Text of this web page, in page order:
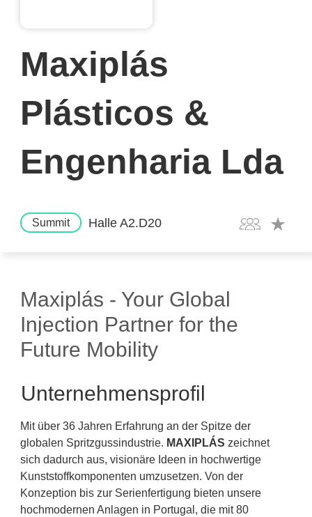
Maxiplás
Plásticos &
Engenharia Lda
Summit Halle A2.D20
Maxiplás - Your Global
Injection Partner for the
Future Mobility
Unternehmensprofil
Mit über 36 Jahren Erfahrung an der Spitze der
globalen Spritzgussindustrie. MAXIPLÁS zeichnet
sich dadurch aus, visionäre Ideen in hochwertige
Kunststoffkomponenten umzusetzen. Von der
Konzeption bis zur Serienfertigung bieten unsere
hochmodernen Anlagen in Portugal, die mit 80